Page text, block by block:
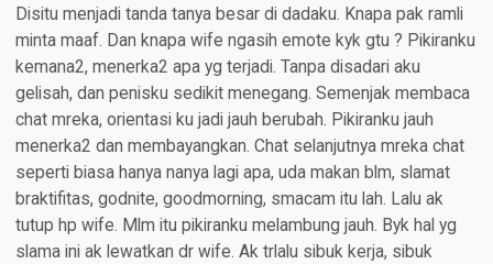
Disitu menjadi tanda tanya besar di dadaku. Knapa pak ramli
minta maaf. Dan knapa wife ngasih emote kyk gtu ? Pikiranku
kemana2, menerka2 apa yg terjadi. Tanpa disadari aku
gelisah, dan penisku sedikit menegang. Semenjak membaca
chat mreka, orientasi ku jadi jauh berubah. Pikiranku jauh
menerka2 dan membayangkan. Chat selanjutnya mreka chat
seperti biasa hanya nanya lagi apa, uda makan blm, slamat
braktifitas, godnite, goodmorning, smacam itu lah. Lalu ak
tutup hp wife. Mlm itu pikiranku melambung jauh. Byk hal yg
slama ini ak lewatkan dr wife. Ak trlalu sibuk kerja, sibuk